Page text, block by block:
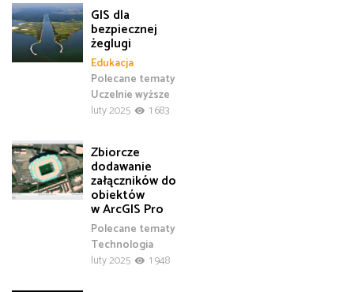
GIS dla
bezpiecznej
żeglugi
Edukacja
Polecane tematy
Uczelnie wyższe
luty 2025
1 683
Zbiorcze
dodawanie
załączników do
obiektów
w ArcGIS Pro
Polecane tematy
Technologia
luty 2025
1 948